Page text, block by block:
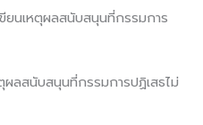
ยนเหตุผลสนับสนุนที่กรรมการ
ลสนับสนุนที่กรรมการปฏิเสธไม่